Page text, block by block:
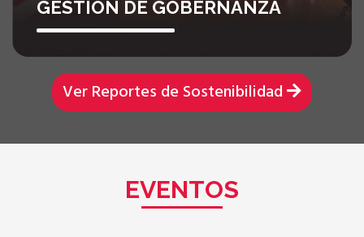
GESTIÓN DE GOBERNANZA
Ver Reportes de Sostenibilidad
EVENTOS